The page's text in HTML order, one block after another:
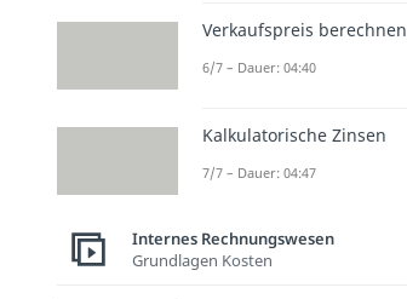
Verkaufspreis berechnen
6/7 – Dauer: 04:40
Kalkulatorische Zinsen
7/7 – Dauer: 04:47
Internes Rechnungswesen
Grundlagen Kosten